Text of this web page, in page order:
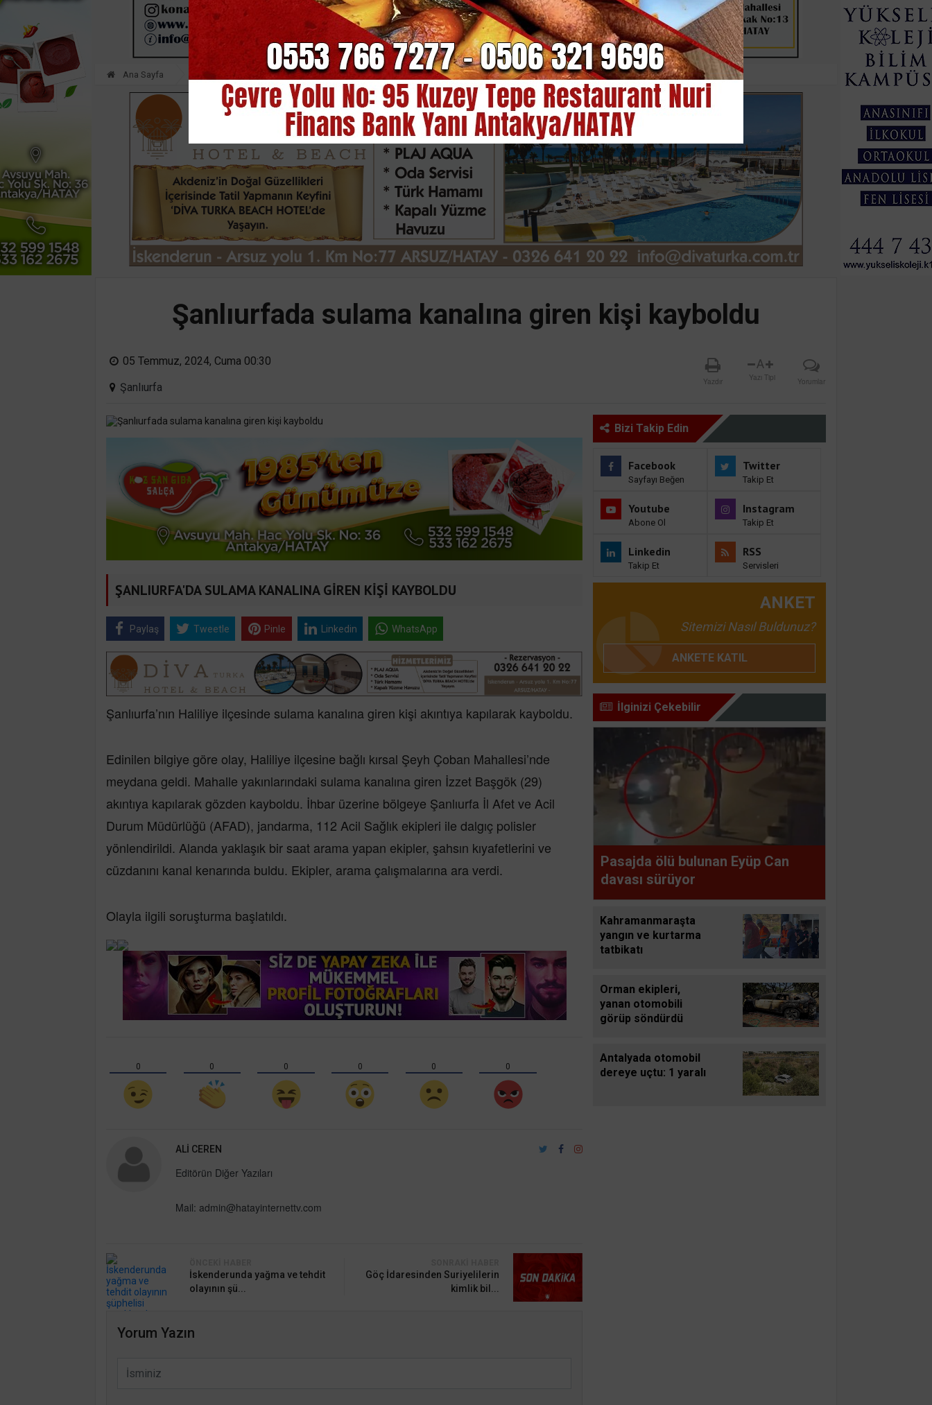
Ana Sayfa ASAYİŞ
Şanlıurfada sulama kanalına giren kişi kayboldu
05 Temmuz, 2024, Cuma 00:30
Şanlıurfa
Yazdır
A
Yazı Tipi Yorumlar
ŞANLIURFA'DA SULAMA KANALINA GİREN KİŞİ KAYBOLDU
Paylaş Tweetle Pinle Linkedin WhatsApp
Şanlıurfa’nın Haliliye ilçesinde sulama kanalına giren kişi akıntıya kapılarak kayboldu.
Edinilen bilgiye göre olay, Haliliye ilçesine bağlı kırsal Şeyh Çoban Mahallesi’nde
meydana geldi. Mahalle yakınlarındaki sulama kanalına giren İzzet Başgök (29)
akıntıya kapılarak gözden kayboldu. İhbar üzerine bölgeye Şanlıurfa İl Afet ve Acil
Durum Müdürlüğü (AFAD), jandarma, 112 Acil Sağlık ekipleri ile dalgıç polisler
yönlendirildi. Alanda yaklaşık bir saat arama yapan ekipler, şahsın kıyafetlerini ve
cüzdanını kanal kenarında buldu. Ekipler, arama çalışmalarına ara verdi.
Olayla ilgili soruşturma başlatıldı.
0 0 0 0 0 0
ALI CEREN
Editörün Diğer Yazıları
Mail: admin@hatayinternettv.com
İskenderunda yağma ve tehdit
olayının şü...
Göç İdaresinden Suriyelilerin
kimlik bil...
Yorum Yazın
Bizi Takip Edin
Facebook
Sayfayı Beğen
Twitter
Takip Et
Youtube
Abone Ol
Instagram
Takip Et
Linkedin
Takip Et
RSS
Servisleri
ANKET
Sitemizi Nasıl Buldunuz?
ANKETE KATIL
İlginizi Çekebilir
Pasajda ölü bulunan Eyüp Can
davası sürüyor
Kahramanmaraşta
yangın ve kurtarma
tatbikatı
Orman ekipleri,
yanan otomobili
görüp söndürdü
Antalyada otomobil
dereye uçtu: 1 yaralı